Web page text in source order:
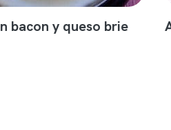
bacon y queso brie